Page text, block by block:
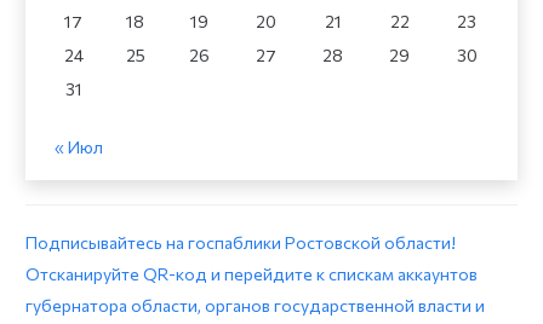
17
18 19 20 21 22
23
24
25 26 27 28 29
30
31
« Июл
Подписывайтесь на госпаблики Ростовской области!
Отсканируйте QR-код и перейдите к спискам аккаунтов
губернатора области, органов государственной власти и